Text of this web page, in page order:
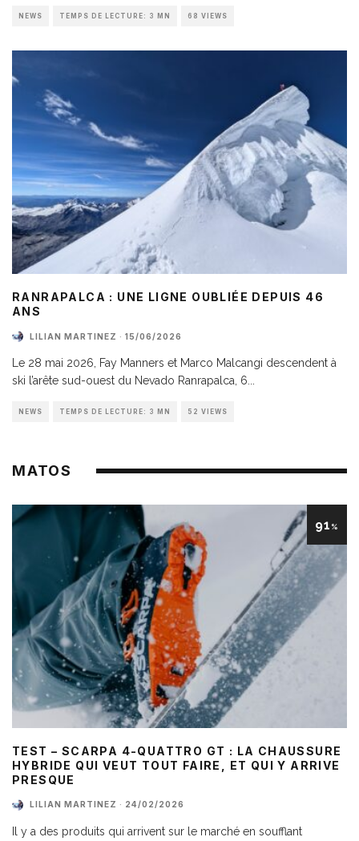
NEWS TEMPS DE LECTURE: 3 MN 68 VIEWS
RANRAPALCA : UNE LIGNE OUBLIÉE DEPUIS 46
ANS
LILIAN MARTINEZ · 15/06/2026
Le 28 mai 2026, Fay Manners et Marco Malcangi descendent à
ski l’arête sud-ouest du Nevado Ranrapalca, 6
NEWS TEMPS DE LECTURE: 3 MN 52 VIEWS
MATOS
91 %
TEST – SCARPA 4-QUATTRO GT : LA CHAUSSURE
HYBRIDE QUI VEUT TOUT FAIRE, ET QUI Y ARRIVE
PRESQUE
LILIAN MARTINEZ · 24/02/2026
Il y a des produits qui arrivent sur le marché en soufflant